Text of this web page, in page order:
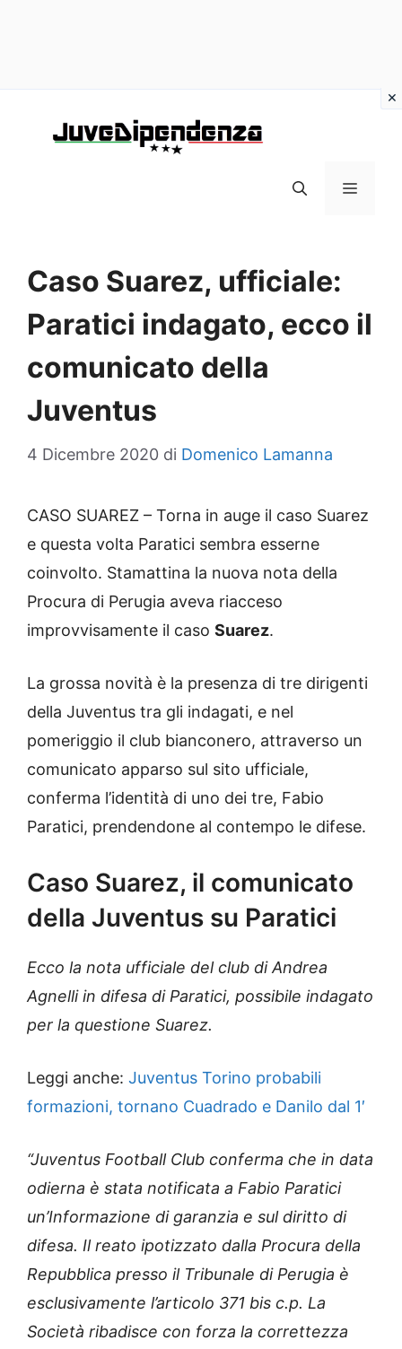
MENU
Caso Suarez, ufficiale:
Paratici indagato, ecco il
comunicato della
Juventus
4 Dicembre 2020 di Domenico Lamanna
CASO SUAREZ – Torna in auge il caso Suarez
e questa volta Paratici sembra esserne
coinvolto. Stamattina la nuova nota della
Procura di Perugia aveva riacceso
improvvisamente il caso Suarez.
La grossa novità è la presenza di tre dirigenti
della Juventus tra gli indagati, e nel
pomeriggio il club bianconero, attraverso un
comunicato apparso sul sito ufficiale,
conferma l’identità di uno dei tre, Fabio
Paratici, prendendone al contempo le difese.
Caso Suarez, il comunicato
della Juventus su Paratici
Ecco la nota ufficiale del club di Andrea
Agnelli in difesa di Paratici, possibile indagato
per la questione Suarez.
Leggi anche: Juventus Torino probabili
formazioni, tornano Cuadrado e Danilo dal 1′
“Juventus Football Club conferma che in data
odierna è stata notificata a Fabio Paratici
un’Informazione di garanzia e sul diritto di
difesa. Il reato ipotizzato dalla Procura della
Repubblica presso il Tribunale di Perugia è
esclusivamente l’articolo 371 bis c.p. La
Società ribadisce con forza la correttezza